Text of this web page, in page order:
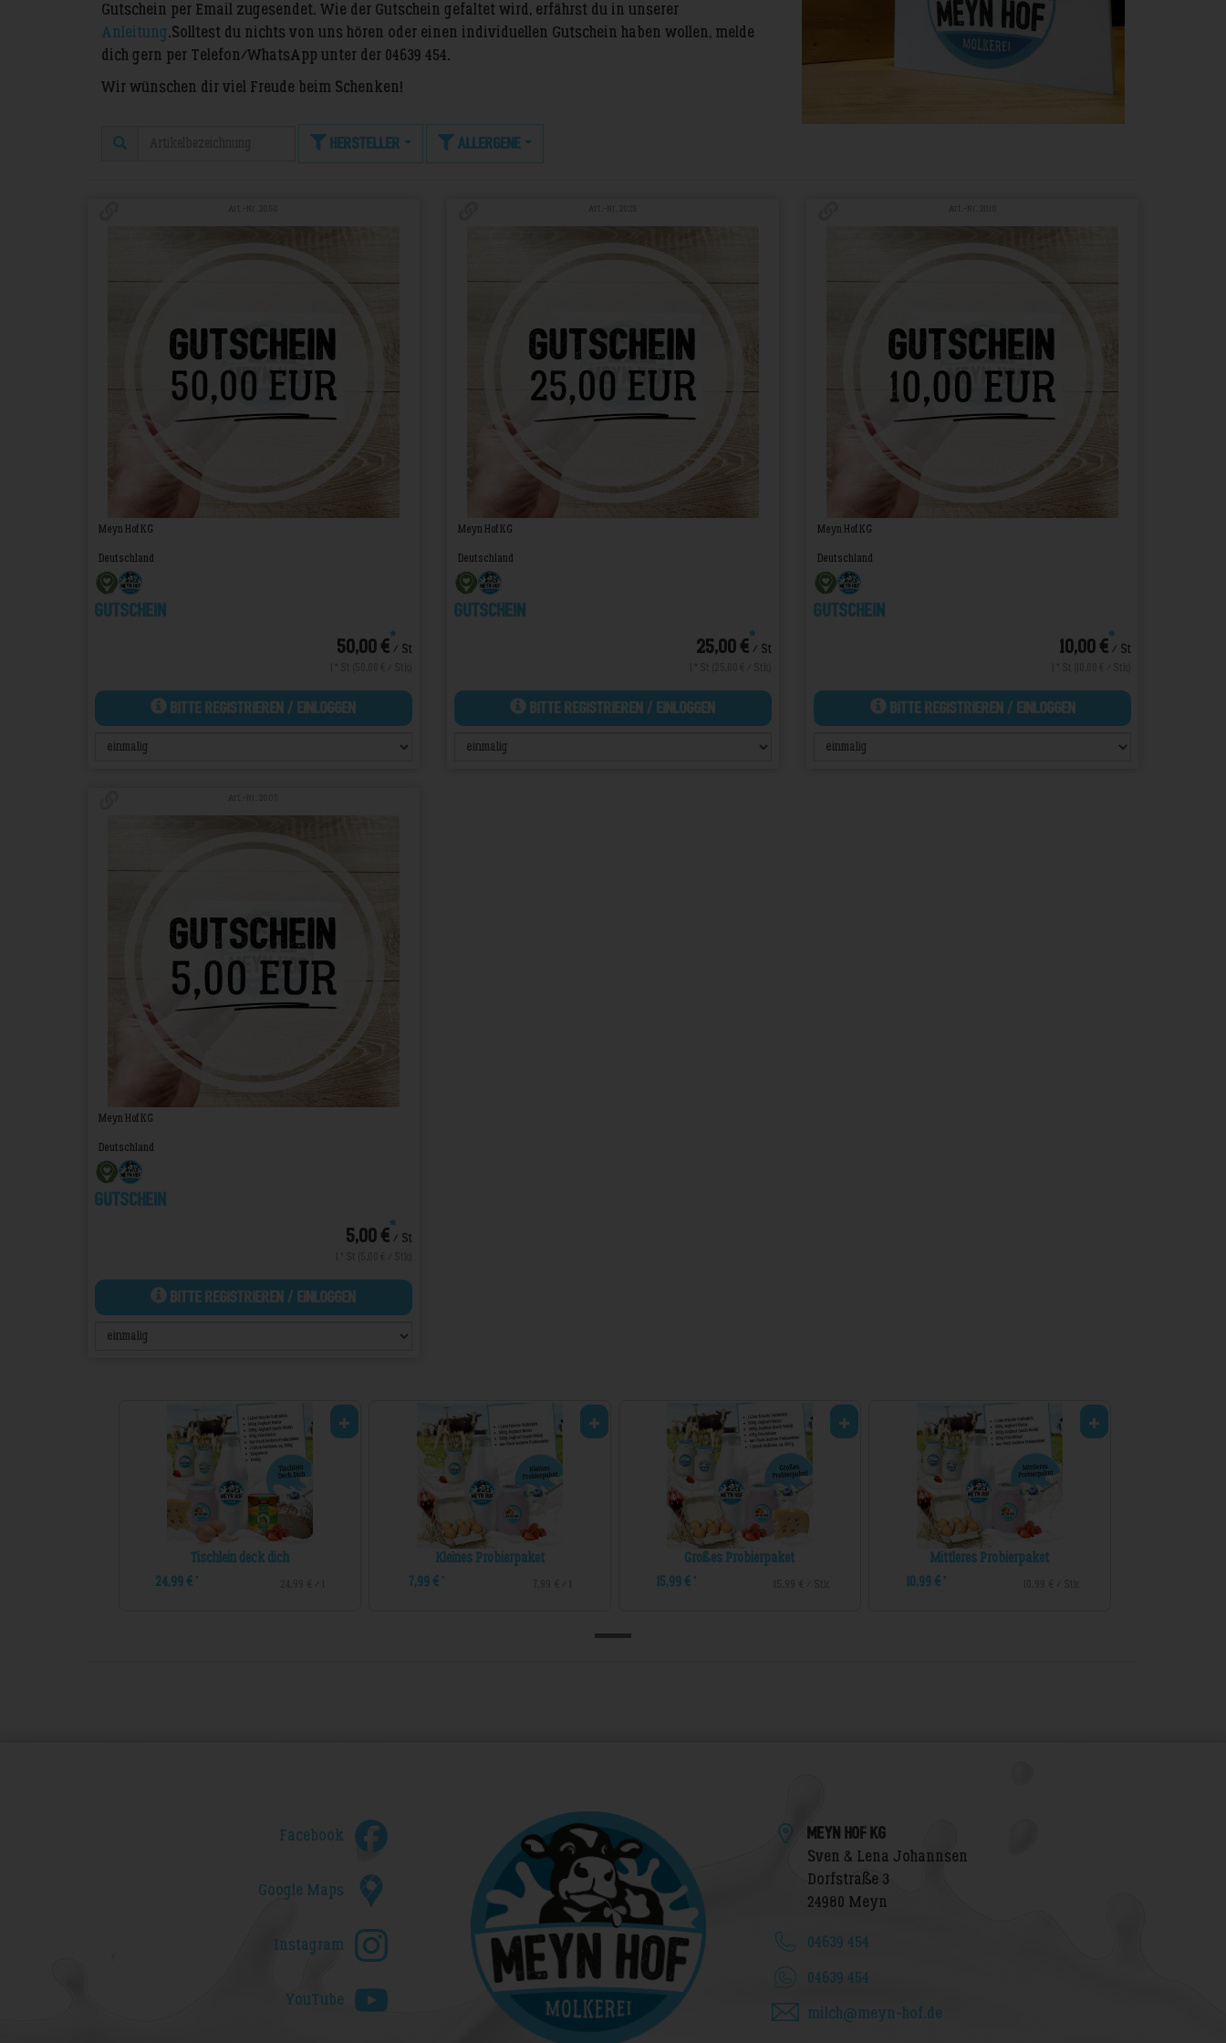
Gutschein per Email zugesendet. Wie der Gutschein gefaltet wird, erfährst du in unserer
Anleitung. Solltest du nichts von uns hören oder einen individuellen Gutschein haben wollen, melde
dich gern per Telefon/WhatsApp unter der 04639 454.
Wir wünschen dir viel Freude beim Schenken!
Hersteller Allergene
Meyn Hof KG
Deutschland
Gutschein
50,00 €*/ St
Bitte Registrieren / Einloggen
Meyn Hof KG
Deutschland
Gutschein
25,00 €*/ St
Bitte Registrieren / Einloggen
Meyn Hof KG
Deutschland
Gutschein
10,00 €*/ St
Bitte Registrieren / Einloggen
Meyn Hof KG
Deutschland
Gutschein
5,00 €*/ St
Bitte Registrieren / Einloggen
Tischlein deck dich
24,99 € *
Kleines Probierpaket
7,99 € *
Großes Probierpaket
15,99 € *
Mittleres Probierpaket
10,99 € *
Facebook
Google Maps
Instagram
YouTube
MEYN HOF KG
Sven & Lena Johannsen
Dorfstraße 3
24980 Meyn
04639 454
04639 454
milch@meyn-hof.de